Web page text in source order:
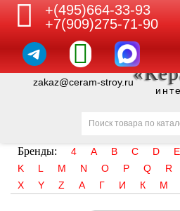
+(495)664-33-93
+7(909)275-71-90
zakaz@ceram-stroy.ru
Бренды: 4 A B C D E
K
L M N O P Q R
X
Y Z А Г И К М